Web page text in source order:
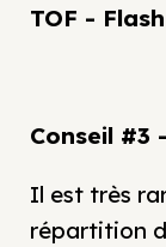
TOF -
Conseil #3
Il est très
répartition